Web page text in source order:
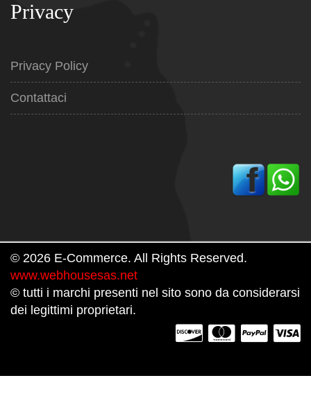
Privacy
Privacy Policy
Contattaci
© 2026 E-Commerce. All Rights Reserved.
www.webhousesas.net
© tutti i marchi presenti nel sito sono da considerarsi
dei legittimi proprietari.